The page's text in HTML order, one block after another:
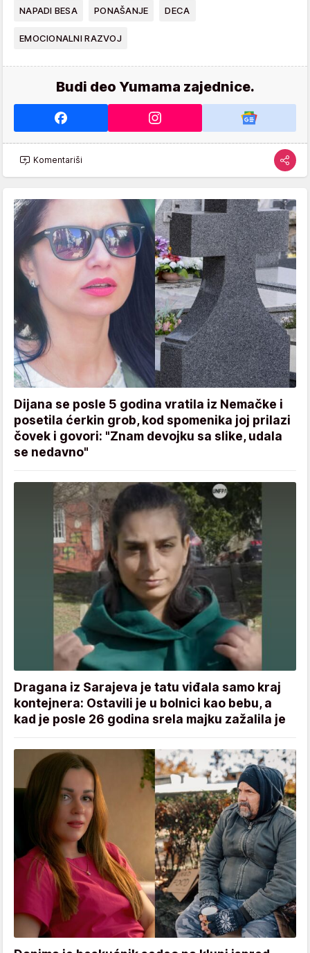
NAPADI BESA PONAŠANJE DECA
EMOCIONALNI RAZVOJ
Budi deo Yumama zajednice.
Komentariši
Dijana se posle 5 godina vratila iz Nemačke i
posetila ćerkin grob, kod spomenika joj prilazi
čovek i govori: "Znam devojku sa slike, udala
se nedavno"
Dragana iz Sarajeva je tatu viđala samo kraj
kontejnera: Ostavili je u bolnici kao bebu, a
kad je posle 26 godina srela majku zažalila je